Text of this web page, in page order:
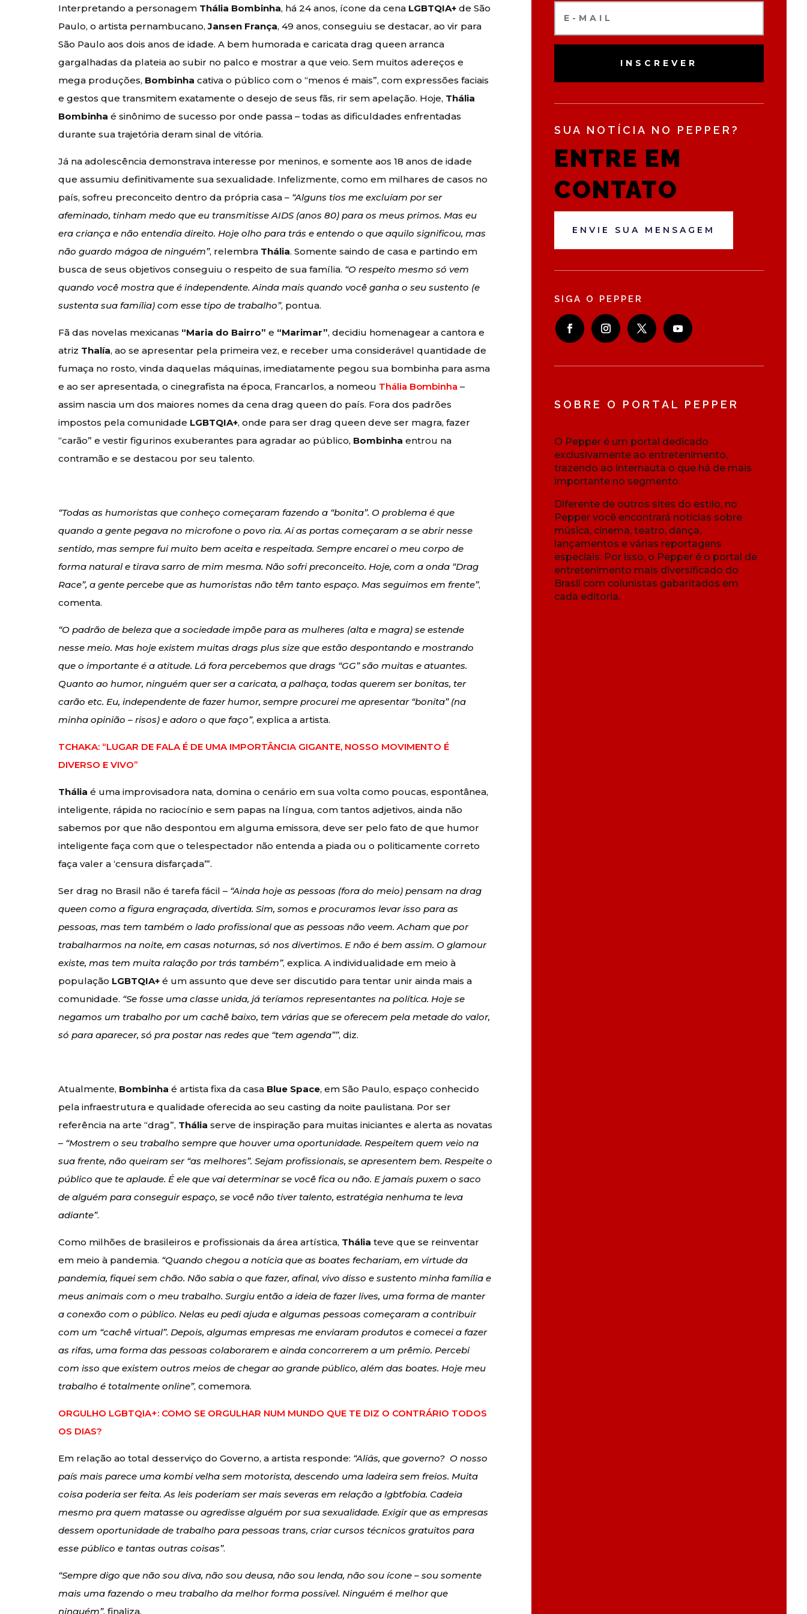
Interpretando a personagem Thália Bombinha, há 24 anos, ícone da cena LGBTQIA+ de São
Paulo, o artista pernambucano,Jansen França, 49 anos, conseguiu se destacar, ao vir para
São Paulo aos dois anos de idade. A bem humorada e caricata drag queen arranca
gargalhadas da plateia ao subir no palco e mostrar a que veio. Sem muitos adereços e
mega produções, Bombinha cativa o público com o “menos é mais”, com expressões faciais
e gestos que transmitem exatamente o desejo de seus fãs, rir sem apelação. Hoje, Thália
Bombinha é sinônimo de sucesso por onde passa – todas as dificuldades enfrentadas
durante sua trajetória deram sinal de vitória.
Já na adolescência demonstrava interesse por meninos, e somente aos 18 anos de idade
que assumiu definitivamente sua sexualidade. Infelizmente, como em milhares de casos no
país, sofreu preconceito dentro da própria casa– “Alguns tios me excluíam por ser
afeminado, tinham medo que eu transmitisse AIDS (anos 80) para os meus primos. Mas eu
era criança e não entendia direito. Hoje olho para trás e entendo o que aquilo significou, mas
não guardo mágoa de ninguém”, relembra Thália. Somente saindo de casa e partindo em
busca de seus objetivos conseguiu o respeito de sua família. “O respeito mesmo só vem
quando você mostra que é independente. Ainda mais quando você ganha o seu sustento (e
sustenta sua família) com esse tipo de trabalho”, pontua.
Fã das novelas mexicanas “Maria do Bairro” e “Marimar”, decidiu homenagear a cantora e
atriz Thalía, ao se apresentar pela primeira vez, e receber uma considerável quantidade de
fumaça no rosto, vinda daquelas máquinas, imediatamente pegou sua bombinha para asma
e ao ser apresentada, o cinegrafista na época, Francarlos, a nomeou Thália Bombinha –
assim nascia um dos maiores nomes da cena drag queen do país. Fora dos padrões
impostos pela comunidade LGBTQIA+, onde para ser drag queen deve ser magra, fazer
“carão” e vestir figurinos exuberantes para agradar ao público, Bombinha entrou na
contramão e se destacou por seu talento.
“Todas as humoristas que conheço começaram fazendo a “bonita”. O problema é que
quando a gente pegava no microfone o povo ria. Aí as portas começaram a se abrir nesse
sentido, mas sempre fui muito bem aceita e respeitada. Sempre encarei o meu corpo de
forma natural e tirava sarro de mim mesma. Não sofri preconceito. Hoje, com a onda “Drag
Race”, a gente percebe que as humoristas não têm tanto espaço. Mas seguimos em frente”,
comenta.
“O padrão de beleza que a sociedade impõe para as mulheres (alta e magra) se estende
nesse meio. Mas hoje existem muitas drags plus size que estão despontando e mostrando
que o importante é a atitude. Lá fora percebemos que drags “GG” são muitas e atuantes.
Quanto ao humor, ninguém quer ser a caricata, a palhaça, todas querem ser bonitas, ter
carão etc. Eu, independente de fazer humor, sempre procurei me apresentar “bonita” (na
minha opinião – risos) e adoro o que faço”, explica a artista.
TCHAKA: “LUGAR DE FALA É DE UMA IMPORTÂNCIA GIGANTE, NOSSO MOVIMENTO É
DIVERSO E VIVO”
Thália é uma improvisadora nata, domina o cenário em sua volta como poucas, espontânea,
inteligente, rápida no raciocínio e sem papas na língua, com tantos adjetivos, ainda não
sabemos por que não despontou em alguma emissora, deve ser pelo fato de que humor
inteligente faça com que o telespectador não entenda a piada ou o politicamente correto
faça valer a ‘censura disfarçada’”.
Ser drag no Brasil não é tarefa fácil – “Ainda hoje as pessoas (fora do meio) pensam na drag
queen como a figura engraçada, divertida. Sim, somos e procuramos levar isso para as
pessoas, mas tem também o lado profissional que as pessoas não veem. Acham que por
trabalharmos na noite, em casas noturnas, só nos divertimos. E não é bem assim. O glamour
existe, mas tem muita ralação por trás também”, explica. A individualidade em meio à
população LGBTQIA+ é um assunto que deve ser discutido para tentar unir ainda mais a
comunidade. “Se fosse uma classe unida, já teríamos representantes na política. Hoje se
negamos um trabalho por um cachê baixo, tem várias que se oferecem pela metade do valor,
só para aparecer, só pra postar nas redes que “tem agenda””, diz.
Atualmente, Bombinhaé artista fixa da casa Blue Space, em São Paulo, espaço conhecido
pela infraestrutura e qualidade oferecida ao seu casting da noite paulistana. Por ser
referência na arte “drag”, Thália serve de inspiração para muitas iniciantes e alerta as novatas
– “Mostrem o seu trabalho sempre que houver uma oportunidade. Respeitem quem veio na
sua frente, não queiram ser “as melhores”. Sejam profissionais, se apresentem bem. Respeite o
público que te aplaude. É ele que vai determinar se você fica ou não. E jamais puxem o saco
de alguém para conseguir espaço, se você não tiver talento, estratégia nenhuma te leva
adiante”.
Como milhões de brasileiros e profissionais da área artística, Thália teve que se reinventar
em meio à pandemia. “Quando chegou a notícia que as boates fechariam, em virtude da
pandemia, fiquei sem chão. Não sabia o que fazer, afinal, vivo disso e sustento minha família e
meus animais com o meu trabalho. Surgiu então a ideia de fazer lives, uma forma de manter
a conexão com o público. Nelas eu pedi ajuda e algumas pessoas começaram a contribuir
com um “cachê virtual”. Depois, algumas empresas me enviaram produtos e comecei a fazer
as rifas, uma forma das pessoas colaborarem e ainda concorrerem a um prêmio. Percebi
com isso que existem outros meios de chegar ao grande público, além das boates. Hoje meu
trabalho é totalmente online”, comemora.
ORGULHO LGBTQIA+: COMO SE ORGULHAR NUM MUNDO QUE TE DIZ O CONTRÁRIO TODOS
OS DIAS?
Em relação ao total desserviço do Governo, a artista responde: “Aliás, que governo? O nosso
país mais parece uma kombi velha sem motorista, descendo uma ladeira sem freios. Muita
coisa poderia ser feita. As leis poderiam ser mais severas em relação a lgbtfobia. Cadeia
mesmo pra quem matasse ou agredisse alguém por sua sexualidade. Exigir que as empresas
dessem oportunidade de trabalho para pessoas trans, criar cursos técnicos gratuitos para
esse público e tantas outras coisas”.
“Sempre digo que não sou diva, não sou deusa, não sou lenda, não sou ícone – sou somente
mais uma fazendo o meu trabalho da melhor forma possível. Ninguém é melhor que
ninguém”, finaliza.
INSCREVER
SUA NOTÍCIA NO PEPPER?
ENTRE EM
CONTATO
ENVIE SUA MENSAGEM
SIGA O PEPPER
SOBRE O PORTAL PEPPER
O Pepper é um portal dedicado
exclusivamente ao entretenimento,
trazendo ao internauta o que há de mais
importante no segmento.
Diferente de outros sites do estilo, no
Pepper você encontrará notícias sobre
música, cinema, teatro, dança,
lançamentos e várias reportagens
especiais. Por isso, o Pepper é o portal de
entretenimento mais diversificado do
Brasil com colunistas gabaritados em
cada editoria.